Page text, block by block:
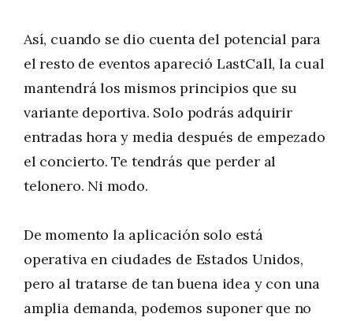
Así, cuando se dio cuenta del potencial para
el resto de eventos apareció LastCall, la cual
mantendrá los mismos principios que su
variante deportiva. Solo podrás adquirir
entradas hora y media después de empezado
el concierto. Te tendrás que perder al
telonero. Ni modo.
De momento la aplicación solo está
operativa en ciudades de Estados Unidos,
pero al tratarse de tan buena idea y con una
amplia demanda, podemos suponer que no